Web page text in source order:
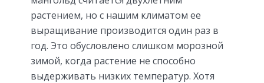
растением, но с нашим климатом ее
выращивание производится один раз в
год. Это обусловлено слишком морозной
зимой, когда растение не способно
выдерживать низких температур. Хотя